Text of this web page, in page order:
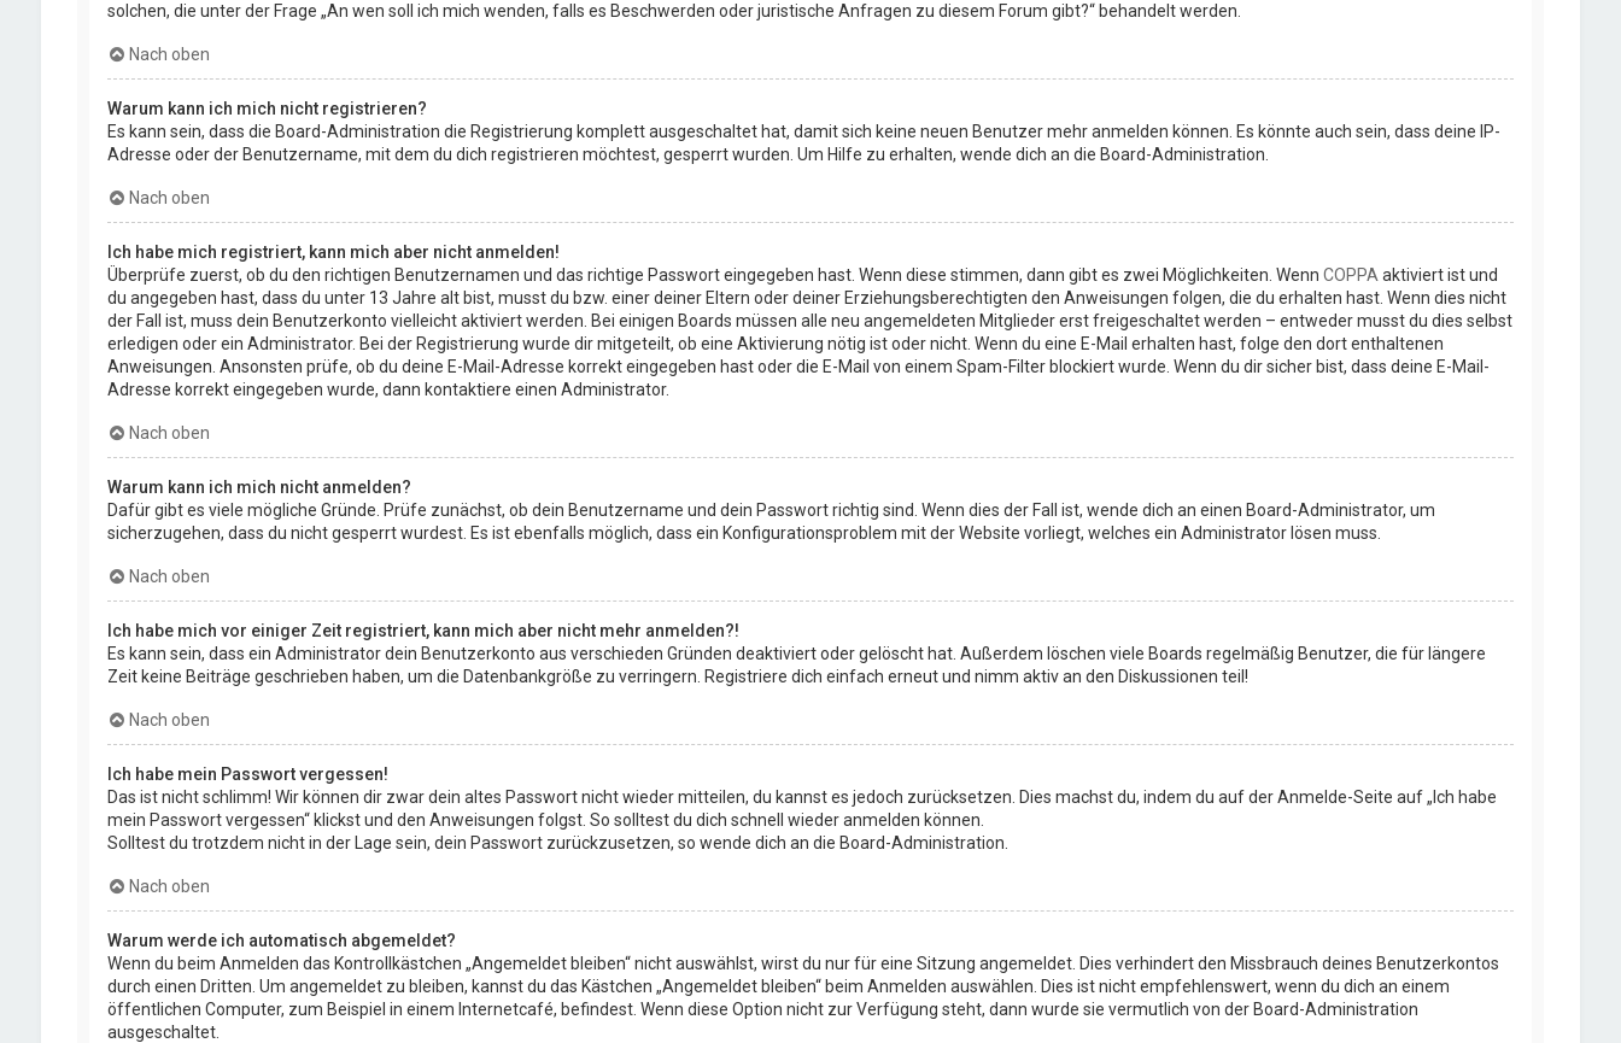
solchen, die unter der Frage „An wen soll ich mich wenden, falls es Beschwerden oder juristische Anfragen zu diesem Forum gibt?“ behandelt werden.
Nach oben
Warum kann ich mich nicht registrieren?
Es kann sein, dass die Board-Administration die Registrierung komplett ausgeschaltet hat, damit sich keine neuen Benutzer mehr anmelden können. Es könnte auch sein, dass deine IP-
Adresse oder der Benutzername, mit dem du dich registrieren möchtest, gesperrt wurden. Um Hilfe zu erhalten, wende dich an die Board-Administration.
Nach oben
Ich habe mich registriert, kann mich aber nicht anmelden!
Überprüfe zuerst, ob du den richtigen Benutzernamen und das richtige Passwort eingegeben hast. Wenn diese stimmen, dann gibt es zwei Möglichkeiten. Wenn COPPA aktiviert ist und
du angegeben hast, dass du unter 13 Jahre alt bist, musst du bzw. einer deiner Eltern oder deiner Erziehungsberechtigten den Anweisungen folgen, die du erhalten hast. Wenn dies nicht
der Fall ist, muss dein Benutzerkonto vielleicht aktiviert werden. Bei einigen Boards müssen alle neu angemeldeten Mitglieder erst freigeschaltet werden – entweder musst du dies selbst
erledigen oder ein Administrator. Bei der Registrierung wurde dir mitgeteilt, ob eine Aktivierung nötig ist oder nicht. Wenn du eine E-Mail erhalten hast, folge den dort enthaltenen
Anweisungen. Ansonsten prüfe, ob du deine E-Mail-Adresse korrekt eingegeben hast oder die E-Mail von einem Spam-Filter blockiert wurde. Wenn du dir sicher bist, dass deine E-Mail-
Adresse korrekt eingegeben wurde, dann kontaktiere einen Administrator.
Nach oben
Warum kann ich mich nicht anmelden?
Dafür gibt es viele mögliche Gründe. Prüfe zunächst, ob dein Benutzername und dein Passwort richtig sind. Wenn dies der Fall ist, wende dich an einen Board-Administrator, um
sicherzugehen, dass du nicht gesperrt wurdest. Es ist ebenfalls möglich, dass ein Konfigurationsproblem mit der Website vorliegt, welches ein Administrator lösen muss.
Nach oben
Ich habe mich vor einiger Zeit registriert, kann mich aber nicht mehr anmelden?!
Es kann sein, dass ein Administrator dein Benutzerkonto aus verschieden Gründen deaktiviert oder gelöscht hat. Außerdem löschen viele Boards regelmäßig Benutzer, die für längere
Zeit keine Beiträge geschrieben haben, um die Datenbankgröße zu verringern. Registriere dich einfach erneut und nimm aktiv an den Diskussionen teil!
Nach oben
Ich habe mein Passwort vergessen!
Das ist nicht schlimm! Wir können dir zwar dein altes Passwort nicht wieder mitteilen, du kannst es jedoch zurücksetzen. Dies machst du, indem du auf der Anmelde-Seite auf „Ich habe
mein Passwort vergessen“ klickst und den Anweisungen folgst. So solltest du dich schnell wieder anmelden können.
Solltest du trotzdem nicht in der Lage sein, dein Passwort zurückzusetzen, so wende dich an die Board-Administration.
Nach oben
Warum werde ich automatisch abgemeldet?
Wenn du beim Anmelden das Kontrollkästchen „Angemeldet bleiben“ nicht auswählst, wirst du nur für eine Sitzung angemeldet. Dies verhindert den Missbrauch deines Benutzerkontos
durch einen Dritten. Um angemeldet zu bleiben, kannst du das Kästchen „Angemeldet bleiben“ beim Anmelden auswählen. Dies ist nicht empfehlenswert, wenn du dich an einem
öffentlichen Computer, zum Beispiel in einem Internetcafé, befindest. Wenn diese Option nicht zur Verfügung steht, dann wurde sie vermutlich von der Board-Administration
ausgeschaltet.